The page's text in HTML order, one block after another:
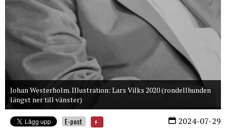
Johan Westerholm. Illustration: Lars Vilks 2020 (rondellhunden
längst ner till vänster)
2024-07-29
E-post